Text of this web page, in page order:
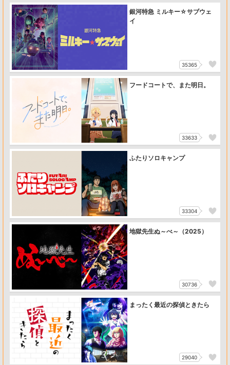
銀河特急 ミルキー☆サブウェ
イ
35365
フードコートで、また明日。
33633
ふたりソロキャンプ
33304
地獄先生ぬ～べ～（2025）
30736
まったく最近の探偵ときたら
29040